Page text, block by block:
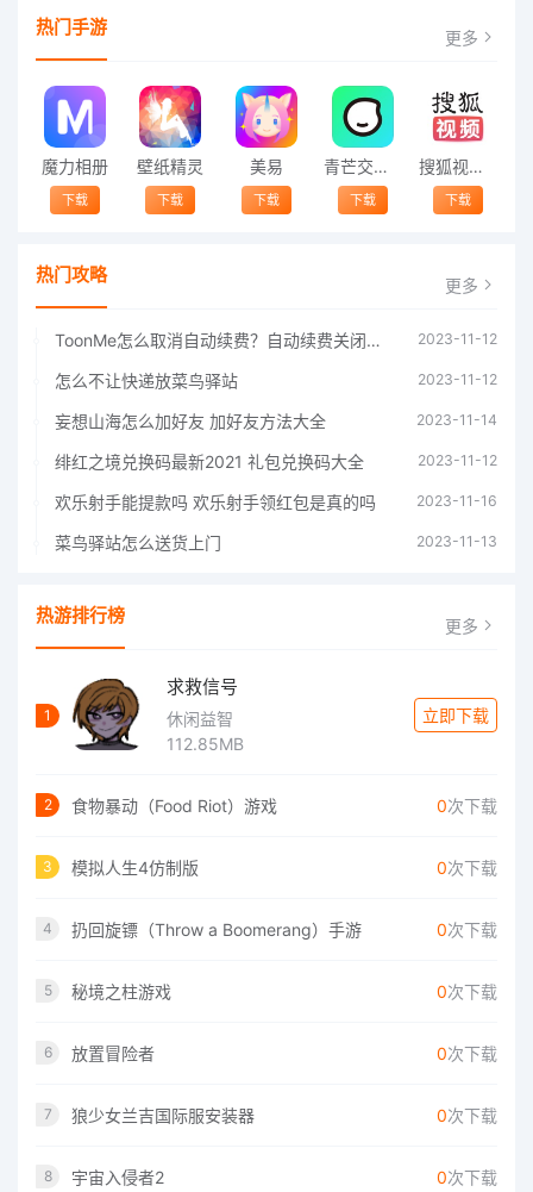
热门手游 更多
魔力相册
下载
壁纸精灵
下载
美易
下载
青芒交友软件官方版2021 v1.3
下载
搜狐视频app免费送会员下载安装到手机 v8.8.5
下载
热门攻略 更多
ToonMe怎么取消自动续费？自动续费关闭方法 2023-11-12
怎么不让快递放菜鸟驿站 2023-11-12
妄想山海怎么加好友 加好友方法大全 2023-11-14
绯红之境兑换码最新2021 礼包兑换码大全 2023-11-12
欢乐射手能提款吗 欢乐射手领红包是真的吗 2023-11-16
菜鸟驿站怎么送货上门 2023-11-13
热游排行榜 更多
1
求救信号
休闲益智
112.85MB
立即下载
2 食物暴动（Food Riot）游戏 0次下载
3 模拟人生4仿制版 0次下载
4 扔回旋镖（Throw a Boomerang）手游 0次下载
5 秘境之柱游戏 0次下载
6 放置冒险者 0次下载
7 狼少女兰吉国际服安装器 0次下载
8 宇宙入侵者2 0次下载